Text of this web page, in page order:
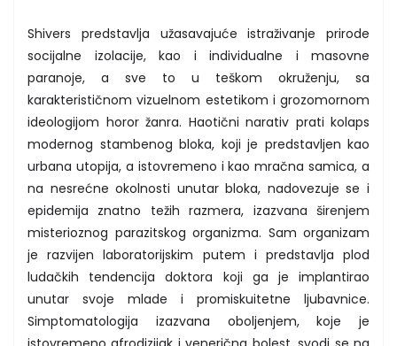
Shivers predstavlja užasavajuće istraživanje prirode
socijalne izolacije, kao i individualne i masovne
paranoje, a sve to u teškom okruženju, sa
karakterističnom vizuelnom estetikom i grozomornom
ideologijom horor žanra. Haotični narativ prati kolaps
modernog stambenog bloka, koji je predstavljen kao
urbana utopija, a istovremeno i kao mračna samica, a
na nesrećne okolnosti unutar bloka, nadovezuje se i
epidemija znatno težih razmera, izazvana širenjem
misterioznog parazitskog organizma. Sam organizam
je razvijen laboratorijskim putem i predstavlja plod
ludačkih tendencija doktora koji ga je implantirao
unutar svoje mlade i promiskuitetne ljubavnice.
Simptomatologija izazvana oboljenjem, koje je